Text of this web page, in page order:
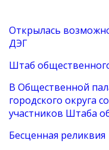
Открылась
ДЭГ
Штаб
В Общественной
городского округа
участников Штаба
Бесценная реликвия